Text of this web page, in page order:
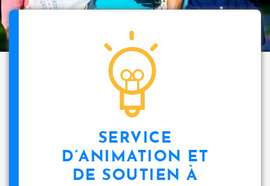
SERVICE
D’ANIMATION ET
DE SOUTIEN À